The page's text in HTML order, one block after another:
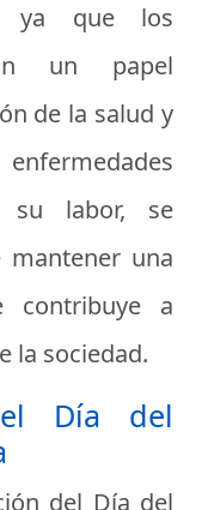
ya que los
un papel
de la salud y
su labor, se
una
contribuye a
la sociedad.
Día del
del Día del